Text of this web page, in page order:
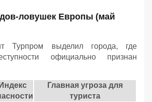
ловушек Европы (май
Турпром выделил города, где
официально признан
Индекс
Главная угроза для
туриста